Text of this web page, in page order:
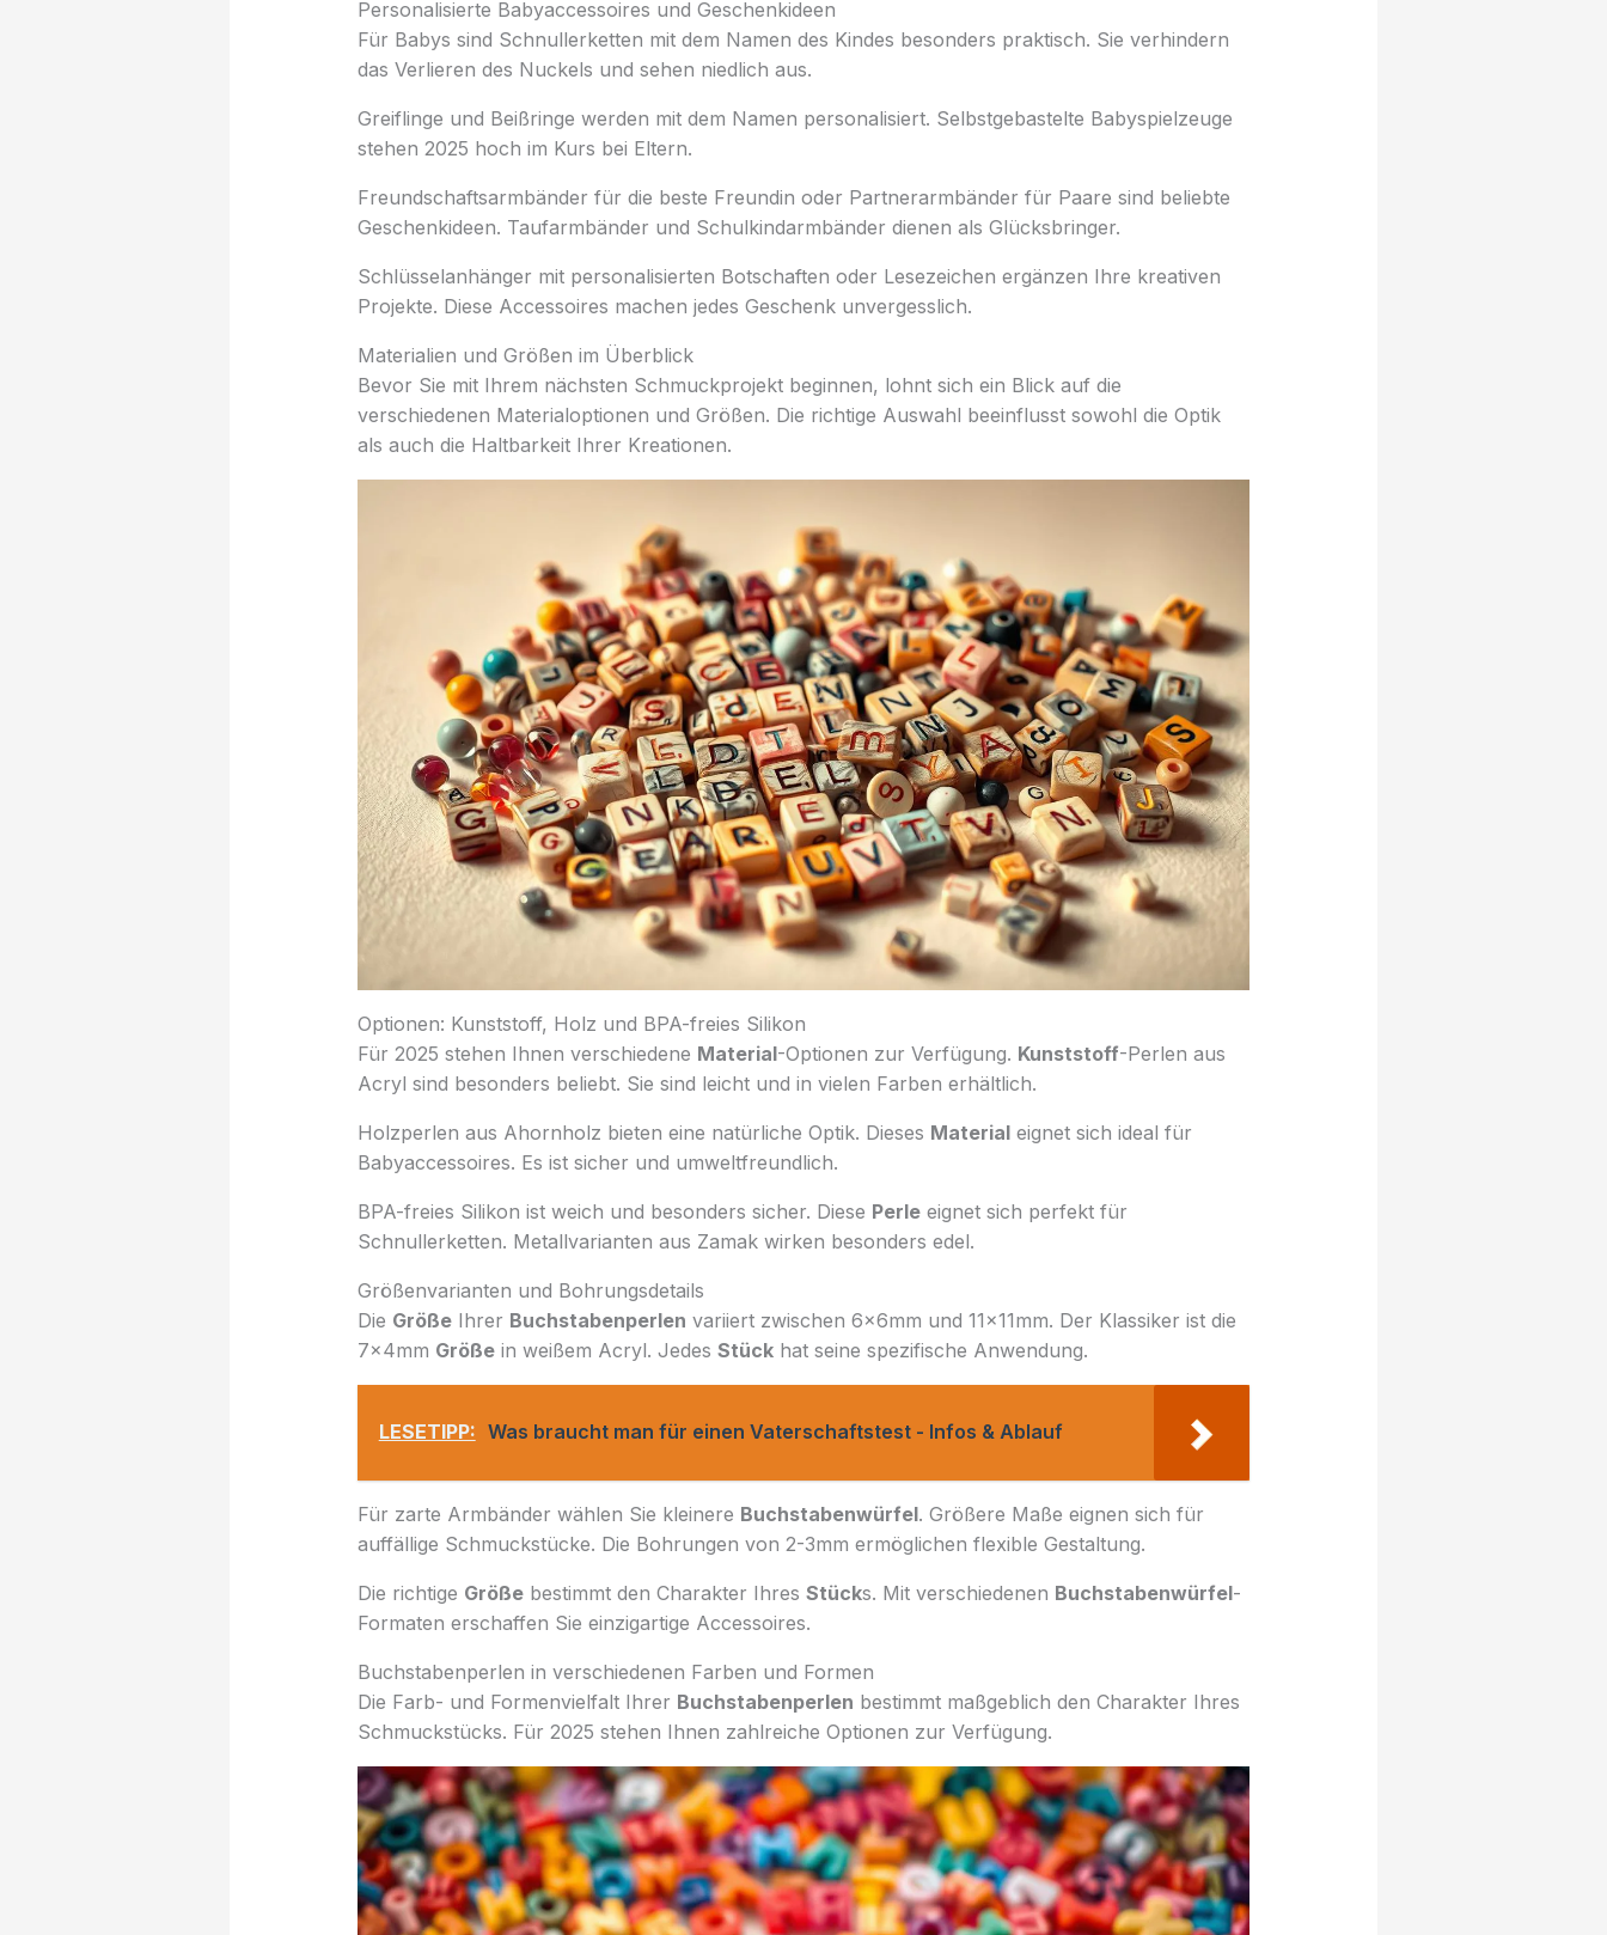
Personalisierte Babyaccessoires und Geschenkideen
Für Babys sind Schnullerketten mit dem Namen des Kindes besonders praktisch. Sie verhindern
das Verlieren des Nuckels und sehen niedlich aus.
Greiflinge und Beißringe werden mit dem Namen personalisiert. Selbstgebastelte Babyspielzeuge
stehen 2025 hoch im Kurs bei Eltern.
Freundschaftsarmbänder für die beste Freundin oder Partnerarmbänder für Paare sind beliebte
Geschenkideen. Taufarmbänder und Schulkindarmbänder dienen als Glücksbringer.
Schlüsselanhänger mit personalisierten Botschaften oder Lesezeichen ergänzen Ihre kreativen
Projekte. Diese Accessoires machen jedes Geschenk unvergesslich.
Materialien und Größen im Überblick
Bevor Sie mit Ihrem nächsten Schmuckprojekt beginnen, lohnt sich ein Blick auf die
verschiedenen Materialoptionen und Größen. Die richtige Auswahl beeinflusst sowohl die Optik
als auch die Haltbarkeit Ihrer Kreationen.
Optionen: Kunststoff, Holz und BPA-freies Silikon
Für 2025 stehen Ihnen verschiedene Material-Optionen zur Verfügung. Kunststoff-Perlen aus
Acryl sind besonders beliebt. Sie sind leicht und in vielen Farben erhältlich.
Holzperlen aus Ahornholz bieten eine natürliche Optik. Dieses Materialeignet sich ideal für
Babyaccessoires. Es ist sicher und umweltfreundlich.
BPA-freies Silikon ist weich und besonders sicher. Diese Perleeignet sich perfekt für
Schnullerketten. Metallvarianten aus Zamak wirken besonders edel.
Größenvarianten und Bohrungsdetails
Die GrößeIhrer Buchstabenperlen variiert zwischen 6x6mm und 11x11mm. Der Klassiker ist die
7x4mm Größein weißem Acryl. Jedes Stückhat seine spezifische Anwendung.
LESETIPP: Was braucht man für einen Vaterschaftstest - Infos & Ablauf
Für zarte Armbänder wählen Sie kleinere Buchstabenwürfel. Größere Maße eignen sich für
auffällige Schmuckstücke. Die Bohrungen von 2-3mm ermöglichen flexible Gestaltung.
Die richtige Größebestimmt den Charakter Ihres Stücks. Mit verschiedenen Buchstabenwürfel-
Formaten erschaffen Sie einzigartige Accessoires.
Buchstabenperlen in verschiedenen Farben und Formen
Die Farb- und Formenvielfalt Ihrer Buchstabenperlen bestimmt maßgeblich den Charakter Ihres
Schmuckstücks. Für 2025 stehen Ihnen zahlreiche Optionen zur Verfügung.